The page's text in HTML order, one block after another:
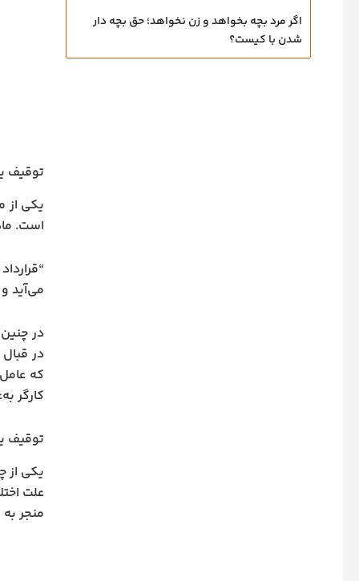
اگر مرد بچه بخواهد و زن نخواهد؛ حق بچه‌ دار
شدن با کیست؟
توقیف
یکی از
است. ماده ۱۷ قانون کار به این موضوع اشاره
می‌آید
در
در
که
کارگر
توقیف
یکی از
علت
منجر به